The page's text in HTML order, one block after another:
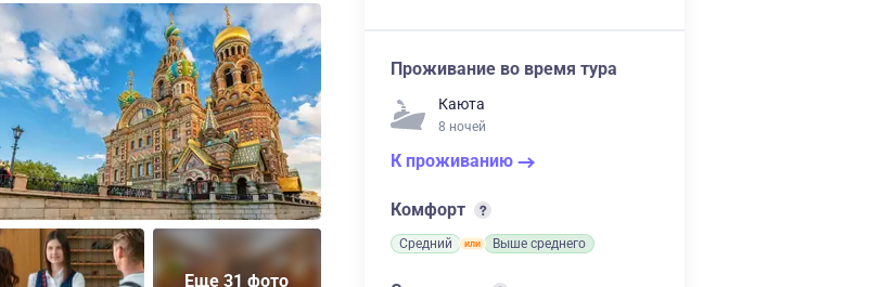
Еще 31 фото
Проживание во время тура
Каюта
8 ночей
К проживанию
Комфорт
Средний Выше среднего